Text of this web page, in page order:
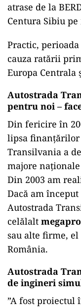
atrase de la
Centura Sibiu pe
Practic,
cauza ratării
Europa Centrala
Autostrada
pentru noi –
Din fericire în
lipsa finanțărilor
Transilvania a
majore
Din 2003 am
Dacă am
Autostrada
celălalt
sau alte firme,
România.
Autostrada
de ingineri
”A fost proiectul